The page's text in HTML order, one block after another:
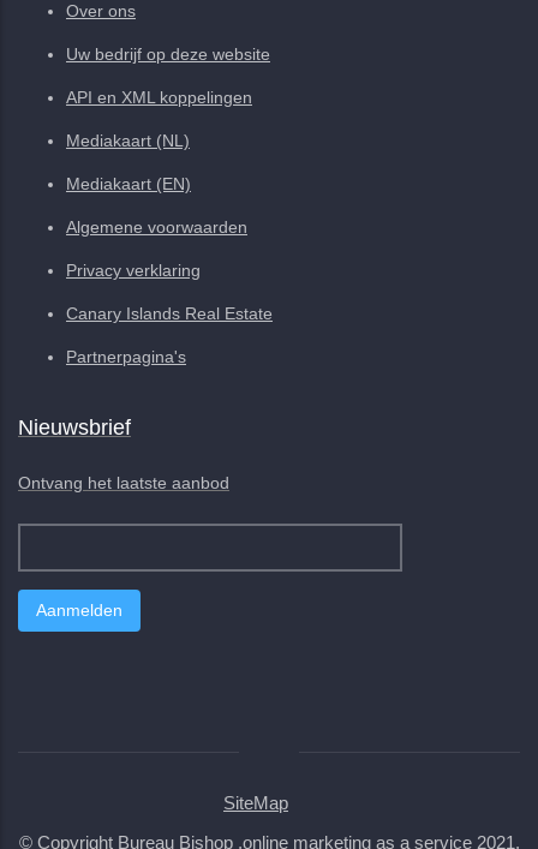
Over ons
Uw bedrijf op deze website
API en XML koppelingen
Mediakaart (NL)
Mediakaart (EN)
Algemene voorwaarden
Privacy verklaring
Canary Islands Real Estate
Partnerpagina's
Nieuwsbrief
Ontvang het laatste aanbod
SiteMap
© Copyright Bureau Bishop ,online marketing as a service2021.